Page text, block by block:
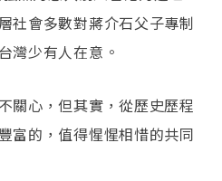
社會多數對蔣介石父子專制
灣少有人在意。
關心，但其實，從歷史歷程
富的，值得惺惺相惜的共同